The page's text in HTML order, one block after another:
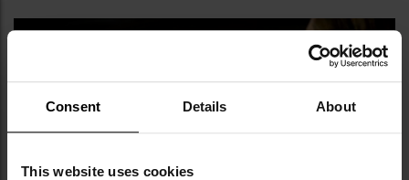
Consent Details About
This website uses cookies